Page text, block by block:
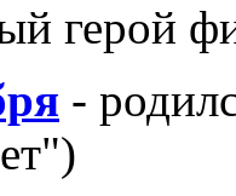
герой
-